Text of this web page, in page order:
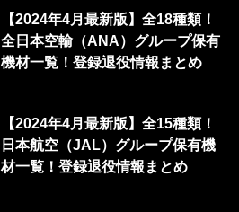
【2024年4月最新版】全18種類！
全日本空輸（ANA）グループ保有
機材一覧！登録退役情報まとめ
【2024年4月最新版】全15種類！
日本航空（JAL）グループ保有機
材一覧！登録退役情報まとめ